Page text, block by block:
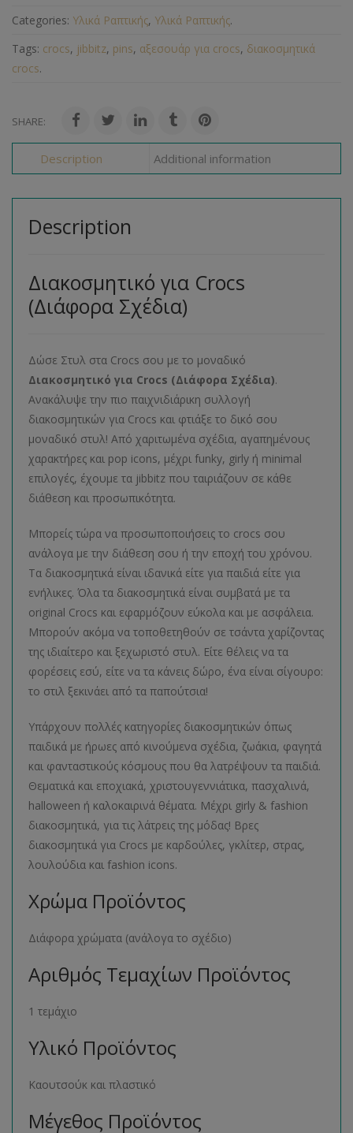
Categories: Υλικά Ραπτικής, Υλικά Ραπτικής.
Tags: crocs, jibbitz, pins, αξεσουάρ για crocs, διακοσμητικά
crocs.
SHARE:
Description Additional information
Description
Διακοσμητικό για Crocs
(Διάφορα Σχέδια)
Δώσε Στυλ στα Crocs σου με το μοναδικό
Διακοσμητικό για Crocs (Διάφορα Σχέδια).
Ανακάλυψε την πιο παιχνιδιάρικη συλλογή
διακοσμητικών για Crocs και φτιάξε το δικό σου
μοναδικό στυλ! Από χαριτωμένα σχέδια, αγαπημένους
χαρακτήρες και pop icons, μέχρι funky, girly ή minimal
επιλογές, έχουμε τα jibbitz που ταιριάζουν σε κάθε
διάθεση και προσωπικότητα.
Μπορείς τώρα να προσωποποιήσεις το crocs σου
ανάλογα με την διάθεση σου ή την εποχή του χρόνου.
Τα διακοσμητικά είναι ιδανικά είτε για παιδιά είτε για
ενήλικες. Όλα τα διακοσμητικά είναι συμβατά με τα
original Crocs και εφαρμόζουν εύκολα και με ασφάλεια.
Μπορούν ακόμα να τοποθετηθούν σε τσάντα χαρίζοντας
της ιδιαίτερο και ξεχωριστό στυλ. Είτε θέλεις να τα
φορέσεις εσύ, είτε να τα κάνεις δώρο, ένα είναι σίγουρο:
το στιλ ξεκινάει από τα παπούτσια!
Υπάρχουν πολλές κατηγορίες διακοσμητικών όπως
παιδικά με ήρωες από κινούμενα σχέδια, ζωάκια, φαγητά
και φανταστικούς κόσμους που θα λατρέψουν τα παιδιά.
Θεματικά και εποχιακά, χριστουγεννιάτικα, πασχαλινά,
halloween ή καλοκαιρινά θέματα. Μέχρι girly & fashion
διακοσμητικά, για τις λάτρεις της μόδας! Βρες
διακοσμητικά για Crocs με καρδούλες, γκλίτερ, στρας,
λουλούδια και fashion icons.
Χρώμα Προϊόντος
Διάφορα χρώματα (ανάλογα το σχέδιο)
Αριθμός Τεμαχίων Προϊόντος
1 τεμάχιο
Υλικό Προϊόντος
Καουτσούκ και πλαστικό
Μέγεθος Προϊόντος